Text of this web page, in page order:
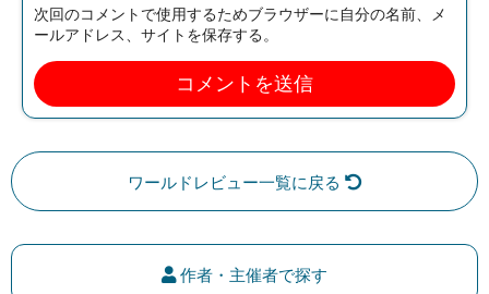
次回のコメントで使用するためブラウザーに自分の名前、メ
ールアドレス、サイトを保存する。
ワールドレビュー一覧に戻る
作者・主催者で探す